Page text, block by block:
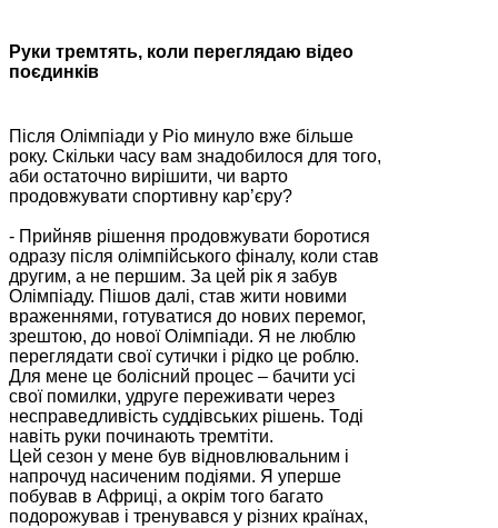
Руки тремтять, коли переглядаю відео
поєдинків
Після Олімпіади у Ріо минуло вже більше
року. Скільки часу вам знадобилося для того,
аби остаточно вирішити, чи варто
продовжувати спортивну кар’єру?
- Прийняв рішення продовжувати боротися
одразу після олімпійського фіналу, коли став
другим, а не першим. За цей рік я забув
Олімпіаду. Пішов далі, став жити новими
враженнями, готуватися до нових перемог,
зрештою, до нової Олімпіади. Я не люблю
переглядати свої сутички і рідко це роблю.
Для мене це болісний процес – бачити усі
свої помилки, удруге переживати через
несправедливість суддівських рішень. Тоді
навіть руки починають тремтіти.
Цей сезон у мене був відновлювальним і
напрочуд насиченим подіями. Я уперше
побував в Африці, а окрім того багато
подорожував і тренувався у різних країнах,